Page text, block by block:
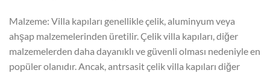
Malzeme: Villa kapıları genellikle çelik, aluminyum veya
ahşap malzemelerinden üretilir. Çelik villa kapıları, diğer
malzemelerden daha dayanıklı ve güvenli olması nedeniyle en
popüler olanıdır. Ancak, antrsasit çelik villa kapıları diğer